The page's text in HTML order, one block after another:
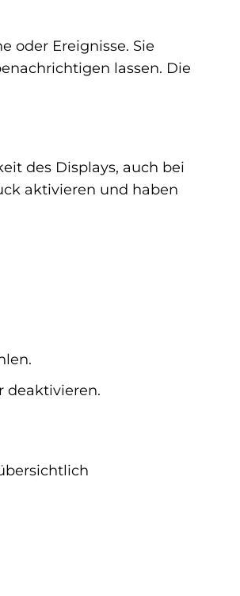
oder Ereignisse. Sie
lassen. Die
des Displays, auch bei
aktivieren und haben
deaktivieren.